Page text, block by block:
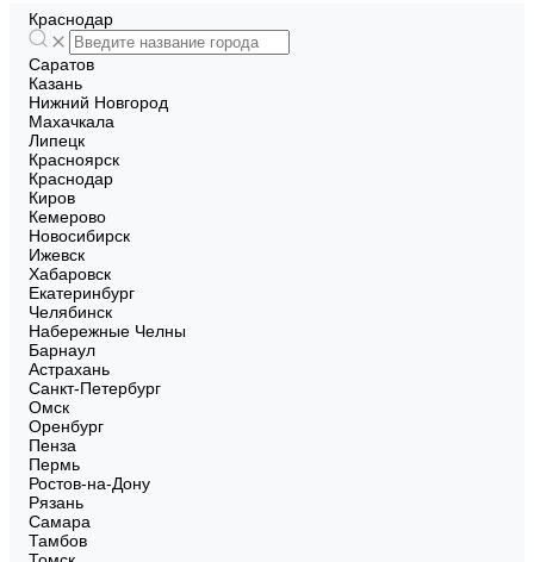
Краснодар
Саратов
Казань
Нижний Новгород
Махачкала
Липецк
Красноярск
Краснодар
Киров
Кемерово
Новосибирск
Ижевск
Хабаровск
Екатеринбург
Челябинск
Набережные Челны
Барнаул
Астрахань
Санкт-Петербург
Омск
Оренбург
Пенза
Пермь
Ростов-на-Дону
Рязань
Самара
Тамбов